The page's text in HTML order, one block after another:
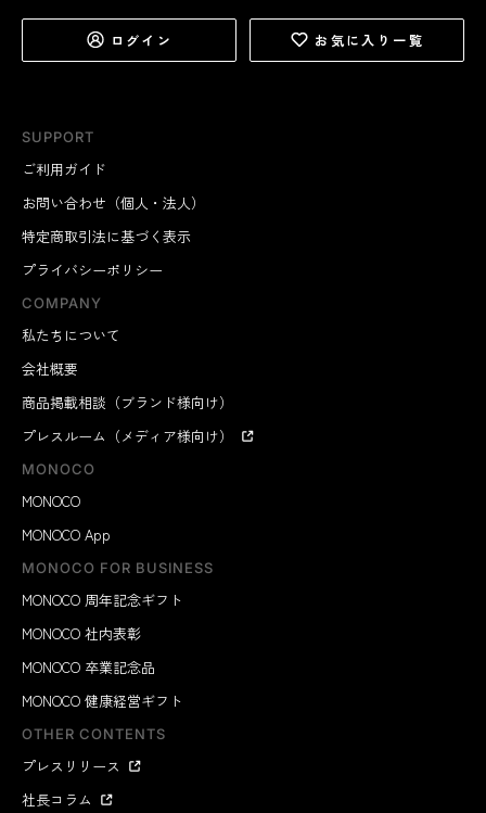
SUPPORT
ご利用ガイド
お問い合わせ（個人・法人）
特定商取引法に基づく表示
プライバシーポリシー
COMPANY
私たちについて
会社概要
商品掲載相談（ブランド様向け）
プレスルーム（メディア様向け）
MONOCO
MONOCO
MONOCO App
MONOCO FOR BUSINESS
MONOCO 周年記念ギフト
MONOCO 社内表彰
MONOCO 卒業記念品
MONOCO 健康経営ギフト
OTHER CONTENTS
プレスリリース
社長コラム
ログイン お気に入り一覧